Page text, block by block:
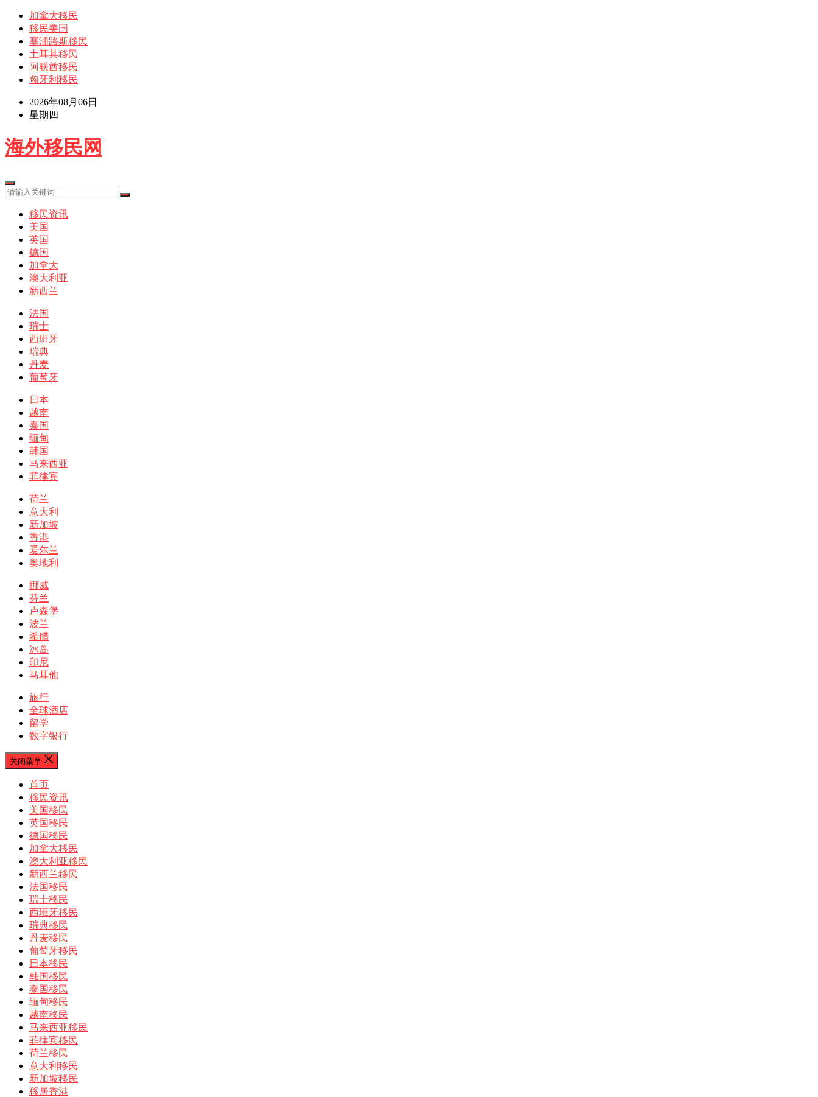
加拿大移民
移民美国
塞浦路斯移民
土耳其移民
阿联酋移民
匈牙利移民
2026年08月06日
星期四
海外移民网
移民资讯
美国
英国
德国
加拿大
澳大利亚
新西兰
法国
瑞士
西班牙
瑞典
丹麦
葡萄牙
日本
越南
泰国
缅甸
韩国
马来西亚
菲律宾
荷兰
意大利
新加坡
香港
爱尔兰
奥地利
挪威
芬兰
卢森堡
波兰
希腊
冰岛
印尼
马耳他
旅行
全球酒店
留学
数字银行
关闭菜单
首页
移民资讯
美国移民
英国移民
德国移民
加拿大移民
澳大利亚移民
新西兰移民
法国移民
瑞士移民
西班牙移民
瑞典移民
丹麦移民
葡萄牙移民
日本移民
韩国移民
泰国移民
缅甸移民
越南移民
马来西亚移民
菲律宾移民
荷兰移民
意大利移民
新加坡移民
移居香港